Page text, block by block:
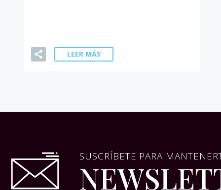
LEER MÁS
SUSCRÍBETE PARA